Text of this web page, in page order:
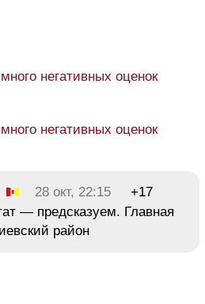
негативных оценок
негативных оценок
28 окт, 22:15
+17
— предсказуем. Главная
район